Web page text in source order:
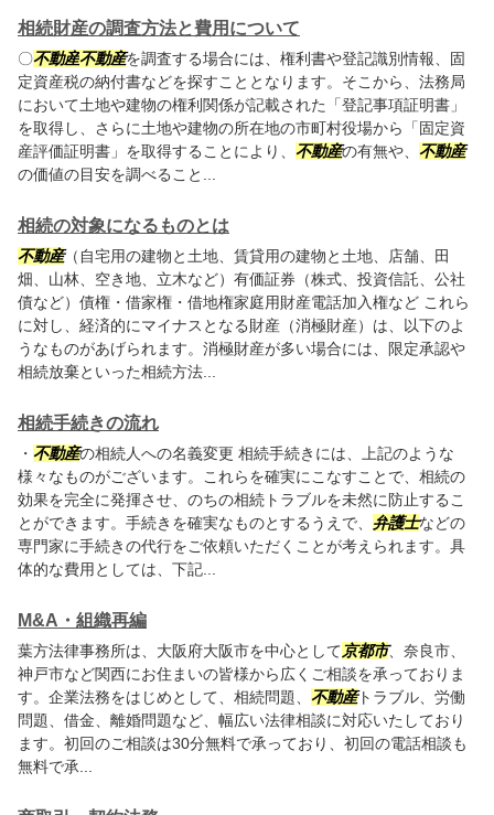
相続財産の調査方法と費用について
〇不動産不動産を調査する場合には、権利書や登記識別情報、固
定資産税の納付書などを探すこととなります。そこから、法務局
において土地や建物の権利関係が記載された「登記事項証明書」
を取得し、さらに土地や建物の所在地の市町村役場から「固定資
産評価証明書」を取得することにより、 不動産の有無や、 不動産
の価値の目安を調べること...
相続の対象になるものとは
不動産（自宅用の建物と土地、賃貸用の建物と土地、店舗、田
畑、山林、空き地、立木など）有価証券（株式、投資信託、公社
債など）債権・借家権・借地権家庭用財産電話加入権など これら
に対し、経済的にマイナスとなる財産（消極財産）は、以下のよ
うなものがあげられます。消極財産が多い場合には、限定承認や
相続放棄といった相続方法...
相続手続きの流れ
・ 不動産の相続人への名義変更 相続手続きには、上記のような
様々なものがございます。これらを確実にこなすことで、相続の
効果を完全に発揮させ、のちの相続トラブルを未然に防止するこ
とができます。手続きを確実なものとするうえで、 弁護士などの
専門家に手続きの代行をご依頼いただくことが考えられます。具
体的な費用としては、下記...
M&A・組織再編
葉方法律事務所は、大阪府大阪市を中心として京都市、奈良市、
神戸市など関西にお住まいの皆様から広くご相談を承っておりま
す。企業法務をはじめとして、相続問題、 不動産トラブル、労働
問題、借金、離婚問題など、幅広い法律相談に対応いたしており
ます。初回のご相談は30分無料で承っており、初回の電話相談も
無料で承...